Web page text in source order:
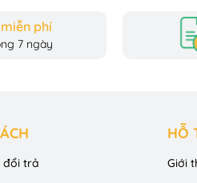
phí
7 ngày
đổi trả
HỖ
Giới